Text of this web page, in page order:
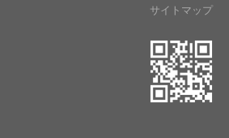
サイトマップ